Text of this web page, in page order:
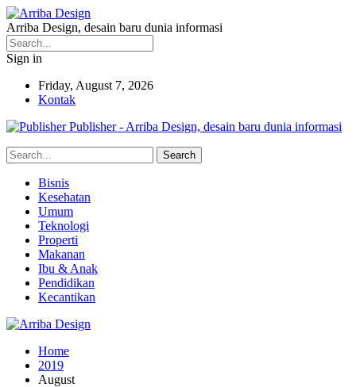
Arriba Design, desain baru dunia informasi
Sign in
Friday, August 7, 2026
Kontak
Publisher - Arriba Design, desain baru dunia informasi
Bisnis
Kesehatan
Umum
Teknologi
Properti
Makanan
Ibu & Anak
Pendidikan
Kecantikan
Home
2019
August